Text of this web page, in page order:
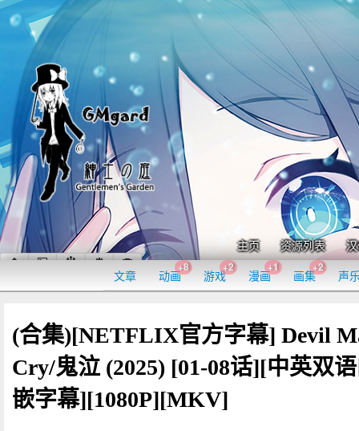
主页 资源列表
文章 动画
+8
游戏
+2
漫画
+1
画集
+2
声
(合集)[NETFLIX官方字幕] Devil
Cry/鬼泣 (2025) [01-08话][中英双
嵌字幕][1080P][MKV]